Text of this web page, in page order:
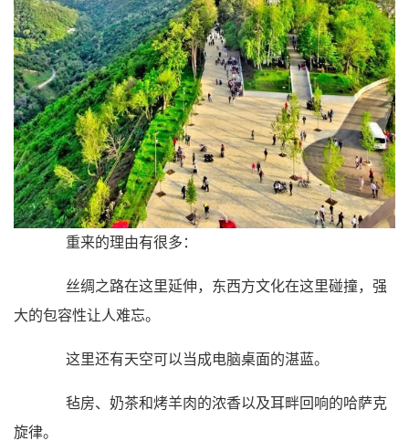
重来的理由有很多：
丝绸之路在这里延伸，东西方文化在这里碰撞，强
大的包容性让人难忘。
这里还有天空可以当成电脑桌面的湛蓝。
毡房、奶茶和烤羊肉的浓香以及耳畔回响的哈萨克
旋律。